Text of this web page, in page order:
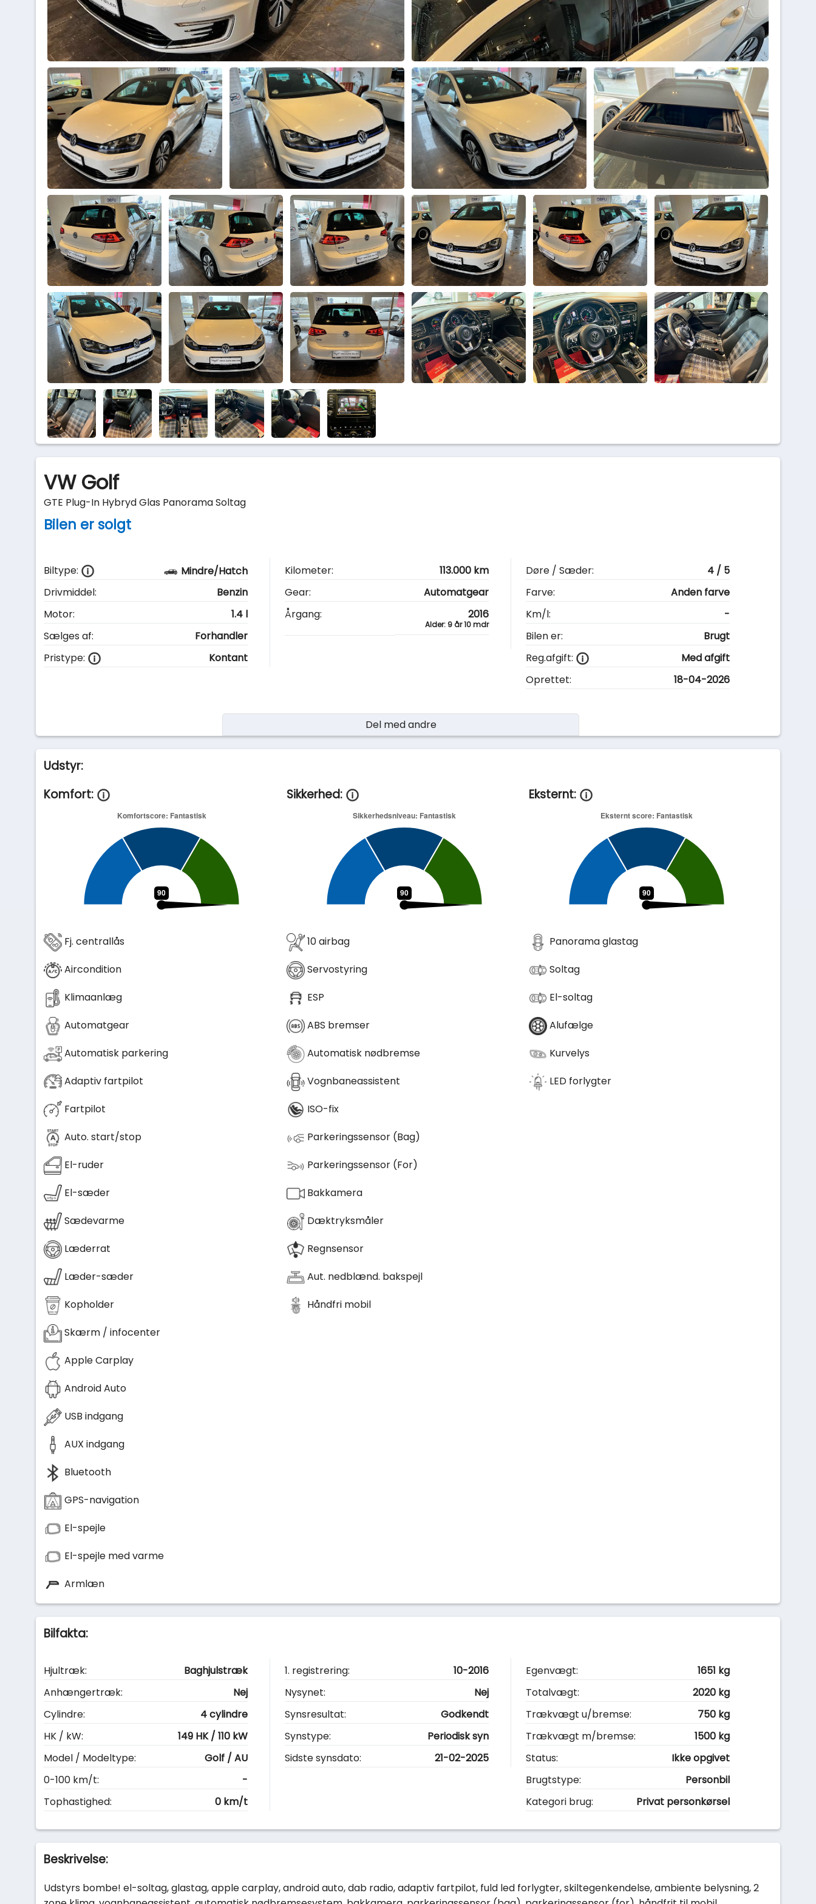
VW Golf
GTE Plug-In Hybryd Glas Panorama Soltag
Bilen er solgt
Biltype:
Mindre/Hatch
Drivmiddel:
Benzin
Motor:
1.4 l
Sælges af:
Forhandler
Pristype:
Kontant
Kilometer:
113.000 km
Gear:
Automatgear
Årgang:
2016
Alder: 9 år 10 mdr
Døre / Sæder:
4 / 5
Farve:
Anden farve
Km/l:
-
Bilen er:
Brugt
Reg.afgift:
Med afgift
Oprettet:
18-04-2026
Del med andre
Udstyr:
Komfort:
Fj. centrallås
Aircondition
Klimaanlæg
Automatgear
Automatisk parkering
Adaptiv fartpilot
Fartpilot
Auto. start/stop
El-ruder
El-sæder
Sædevarme
Læderrat
Læder-sæder
Kopholder
Skærm / infocenter
Apple Carplay
Android Auto
USB indgang
AUX indgang
Bluetooth
GPS-navigation
El-spejle
El-spejle med varme
Armlæn
Sikkerhed:
10 airbag
Servostyring
ESP
ABS bremser
Automatisk nødbremse
Vognbaneassistent
ISO-fix
Parkeringssensor (Bag)
Parkeringssensor (For)
Bakkamera
Dæktryksmåler
Regnsensor
Aut. nedblænd. bakspejl
Håndfri mobil
Eksternt:
Panorama glastag
Soltag
El-soltag
Alufælge
Kurvelys
LED forlygter
Bilfakta:
Hjultræk:
Baghjulstræk
Anhængertræk:
Nej
Cylindre:
4 cylindre
HK / kW:
149 HK / 110 kW
Model / Modeltype:
Golf / AU
0-100 km/t:
-
Tophastighed:
0 km/t
1. registrering:
10-2016
Nysynet:
Nej
Synsresultat:
Godkendt
Synstype:
Periodisk syn
Sidste synsdato:
21-02-2025
Egenvægt:
1651 kg
Totalvægt:
2020 kg
Trækvægt u/bremse:
750 kg
Trækvægt m/bremse:
1500 kg
Status:
Ikke opgivet
Brugtstype:
Personbil
Kategori brug:
Privat personkørsel
Beskrivelse:
Udstyrs bombe! el-soltag, glastag, apple carplay, android auto, dab radio, adaptiv fartpilot, fuld led forlygter, skiltegenkendelse, ambiente belysning, 2